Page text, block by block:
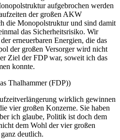
aufgebrochen werden
der großen AKW
die Monopolstruktur und sind damit
das Sicherheitsrisiko. Wir
erneuerbaren Energien, die das
der großen Versorger wird nicht
Ziel der FDP war, soweit ich das
konnte.
Thalhammer (FDP))
wirklich gewinnen
vier großen Konzerne. Sie haben
ich glaube, Politik ist doch dem
dem Wohl der vier großen
deutlich.